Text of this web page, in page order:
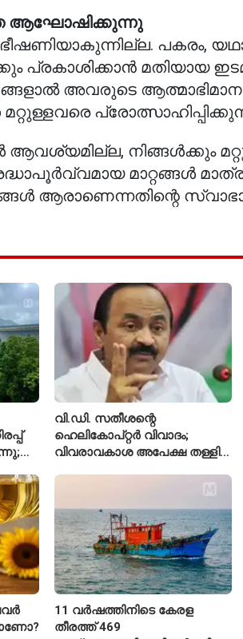
ആഘോഷിക്കുന്നു
പകരം,
മതിയായ
അവരുടെ
നിങ്ങൾക്കും
മാറ്റങ്ങൾ
ആരാണെന്നതിന്റെ
വി.ഡി. സതീശന്റെ
ഹെലികോപ്റ്റർ വിവാദം;
വിവരാവകാശ അപേക്ഷ തള്ളി
11 വർഷത്തിനിടെ കേരള
തീരത്ത് 469